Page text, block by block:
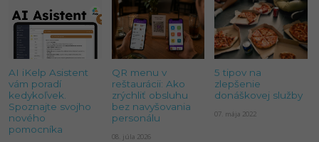
AI iKelp Asistent
vám poradí
kedykoľvek.
Spoznajte svojho
nového
pomocníka
QR menu v
reštaurácii: Ako
zrýchliť obsluhu
bez navyšovania
personálu
08. júla 2026
5 tipov na
zlepšenie
donáškovej služby
07. mája 2022